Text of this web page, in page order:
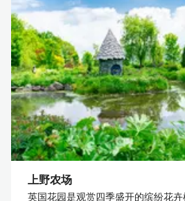
上野农场
英国花园是观赏四季盛开的缤纷花